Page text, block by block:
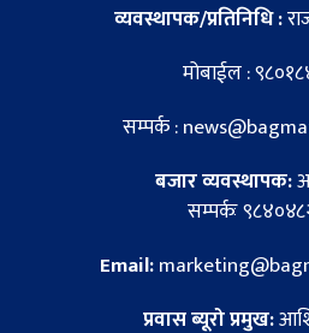
व्यवस्थापक/प्रतिनिधि :
मोबाईल :
सम्पर्क :
बजार व्यवस्थापक:
सम्पर्कः
Email:
प्रवास ब्यूरो प्रमुख: